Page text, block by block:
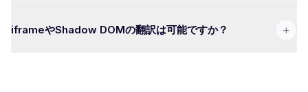
iframeやShadow DOMの翻訳は可能ですか？ +